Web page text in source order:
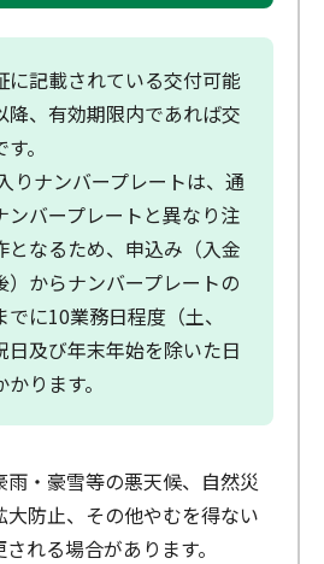
に記載されている交付可能
降、有効期限内であれば交
。
りナンバープレートは、通
ンバープレートと異なり注
となるため、申込み（入金
）からナンバープレートの
でに10業務日程度（土、
日及び年末年始を除いた日
ります。
・豪雪等の悪天候、自然災
防止、その他やむを得ない
れる場合があります。